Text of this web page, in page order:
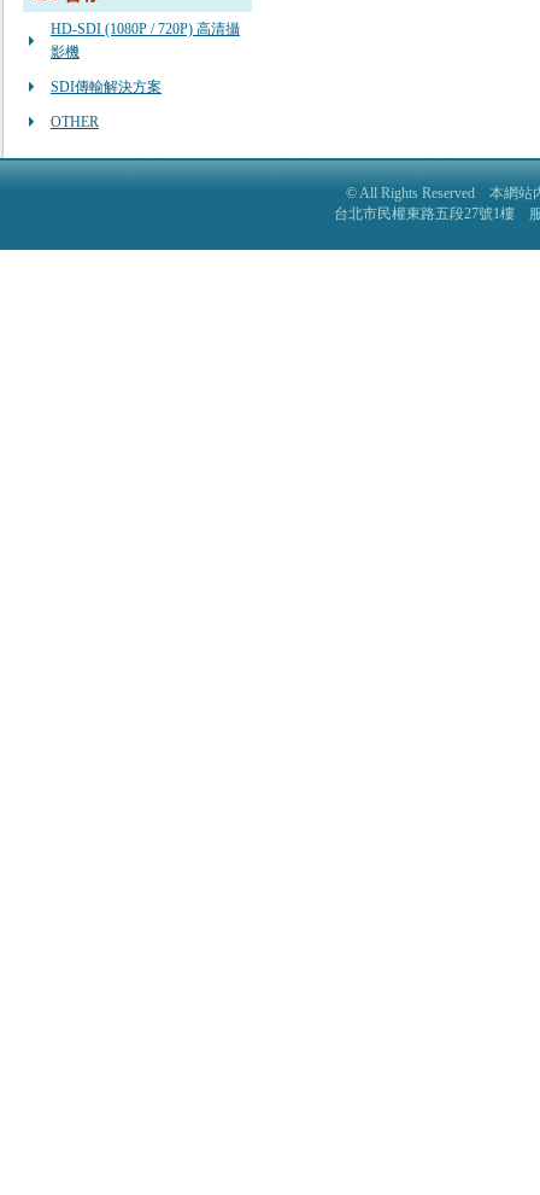
HD-SDI (1080P / 720P) 高清攝
影機
SDI傳輸解決方案
OTHER
© All Rights Reserved 本網站
台北市民權東路五段27號1樓